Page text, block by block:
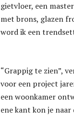
gietvloer, een
met brons, glazen
word ik een
“Grappig te zien”,
voor een project
een woonkamer
ene kant kon je naar